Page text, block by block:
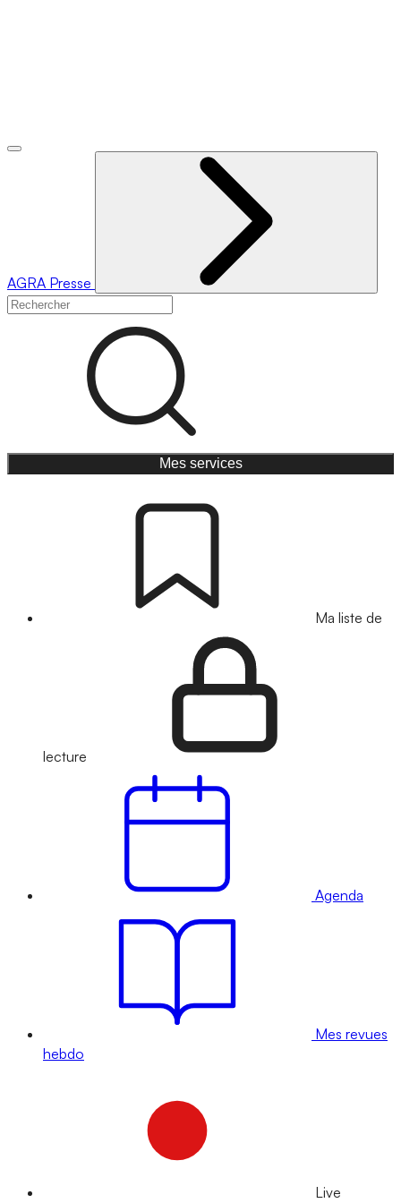
AGRA Presse
Mes services
Ma liste de
lecture
Agenda
Mes revues
hebdo
Live